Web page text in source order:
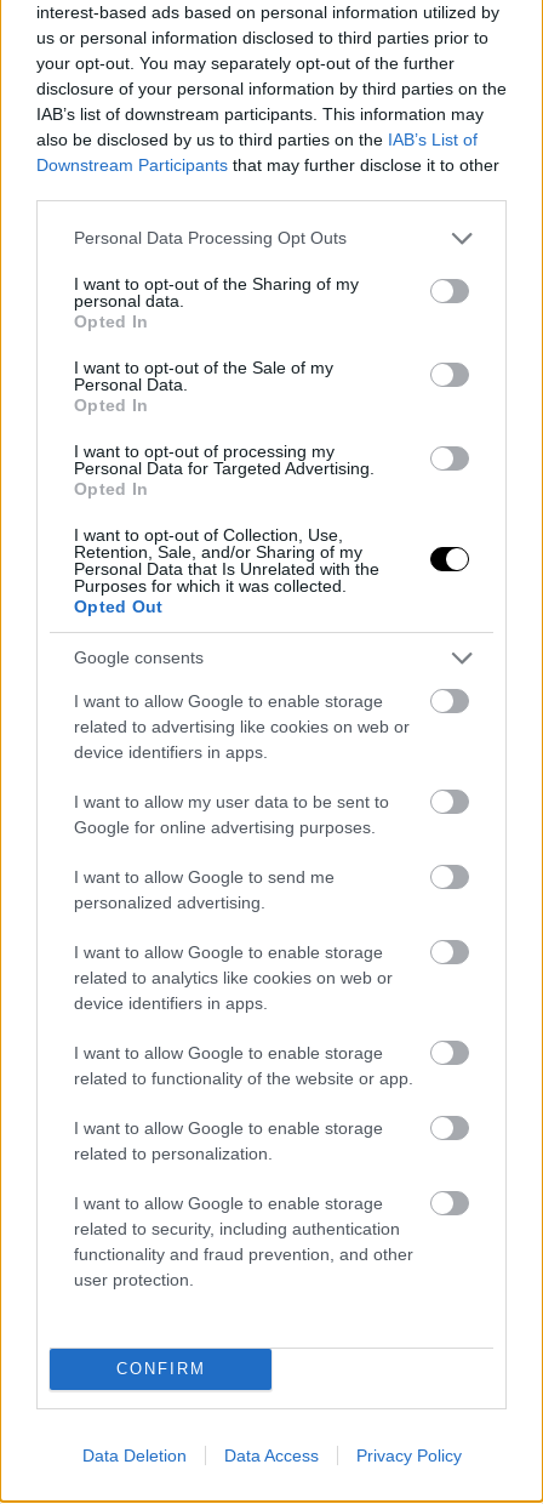
interest-based ads based on personal information utilized by
us or personal information disclosed to third parties prior to
your opt-out. You may separately opt-out of the further
disclosure of your personal information by third parties on the
IAB’s list of downstream participants. This information may
also be disclosed by us to third parties on the IAB’s List of
Downstream Participants that may further disclose it to other
Please note that this website/app uses one or more Google
not limited to your visit or usage behaviour. You may click to
grant or deny consent to Google and its third-party tags to
use your data for below specified purposes in below Google
consent section.
Personal Data Processing Opt Outs
I want to opt-out of the Sharing of my
personal data.
Opted In
I want to opt-out of the Sale of my
Personal Data.
Opted In
I want to opt-out of processing my
Personal Data for Targeted Advertising.
Opted In
I want to opt-out of Collection, Use,
Retention, Sale, and/or Sharing of my
Personal Data that Is Unrelated with the
Purposes for which it was collected.
Opted Out
Google consents
I want to allow Google to enable storage
related to advertising like cookies on web or
device identifiers in apps.
I want to allow my user data to be sent to
Google for online advertising purposes.
I want to allow Google to send me
personalized advertising.
I want to allow Google to enable storage
related to analytics like cookies on web or
device identifiers in apps.
I want to allow Google to enable storage
related to functionality of the website or app.
I want to allow Google to enable storage
related to personalization.
I want to allow Google to enable storage
related to security, including authentication
functionality and fraud prevention, and other
user protection.
CONFIRM
Data Deletion Data Access Privacy Policy
ΝΕΑ
Όλα είναι ομορφότερα στα χρώματα
της Gulf- το TAG Heuer F1
Chronograph ακόμη πιο εντυπωσιακό
02 ΙΟΥΛ 2026
Έρχεται το video game Motorsport
Manager 2 για λάτρεις της F1 και όχι
μόνο
02 ΙΟΥΛ 2026
MOTORSPORT
F1 GP M. Βρετανίας: Πρόγραμμα και
ώρες τηλεοπτικής μετάδοσης